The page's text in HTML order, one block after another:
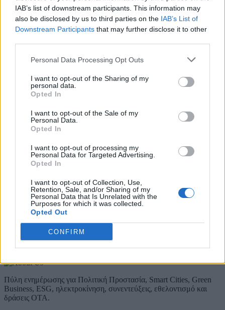
IAB’s list of downstream participants. This information may
also be disclosed by us to third parties on the IAB’s List of
Downstream Participants that may further disclose it to other
Personal Data Processing Opt Outs
I want to opt-out of the Sharing of my
personal data.
Opted In
I want to opt-out of the Sale of my
Personal Data.
Opted In
I want to opt-out of processing my
Personal Data for Targeted Advertising.
Opted In
I want to opt-out of Collection, Use,
Retention, Sale, and/or Sharing of my
Personal Data that Is Unrelated with the
Purposes for which it was collected.
Opted Out
CONFIRM
5 Αυγούστου 2026
Η FARIA Renewables προχώρησε στην ηλεκτροδότηση
5 Αυγούστου 2026
ΥΠΕΝ: Διευρύνεται ο κατάλογος των
Προστατευόμενων Τοπίων σε 12
4 Αυγούστου 2026
Newsletter Citygen.gr
Λάβετε όλα τα τελευταία νέα από τον χώρο της Πολιτικής
Προστασίας, του ESG, του Green Business και των ΟΤΑ
Συμφωνώ με την Πολιτική Δεδομένων
About Us
Πύλη ενημέρωσης για Πολιτική Προστασία, Smart Cities, Green
Business, ESG, ηλεκτροκίνηση, συνεντεύξεις, εθελοντισμό και
δράσεις ΟΤΑ.